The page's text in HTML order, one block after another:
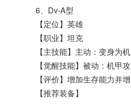
6、Dv-A型
【定位】英雄
【职业】坦克
【主技能】主动：变身为
【觉醒技能】被动：机甲
【评价】增加生存能力并
【推荐装备】